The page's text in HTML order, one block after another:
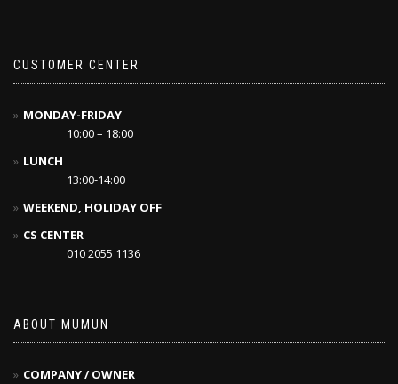
CUSTOMER CENTER
MONDAY-FRIDAY
10:00 – 18:00
LUNCH
13:00-14:00
WEEKEND, HOLIDAY OFF
CS CENTER
010 2055 1136
ABOUT MUMUN
COMPANY / OWNER